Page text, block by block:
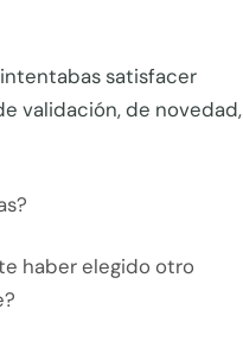
satisfacer
validación, de novedad,
haber elegido otro